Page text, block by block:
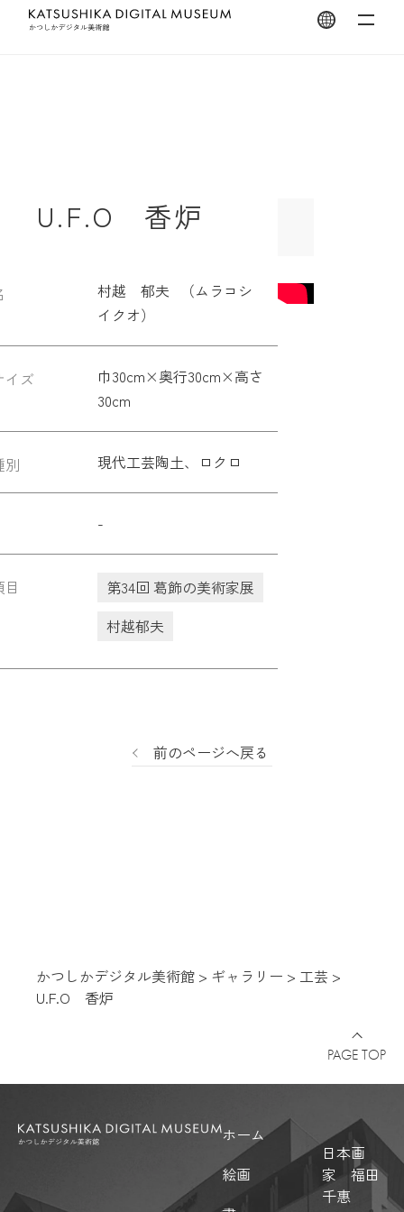
U.F.O 香炉
村越 郁夫 （ムラコシ
イクオ）
イズ
巾30cm×奥行30cm×高さ
30cm
別 現代工芸陶土、ロクロ
-
第34回 葛飾の美術家展
村越郁夫
前のページへ戻る
かつしかデジタル美術館 > ギャラリー > 工芸 >
U.F.O 香炉
PAGE TOP
ホーム
絵画
日本画
家 福田
千惠